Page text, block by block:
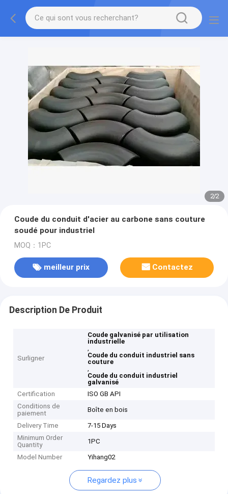
2/2
Coude du conduit d'acier au carbone sans couture
soudé pour industriel
MOQ：1PC
meilleur prix Contactez
Description De Produit
Surligner
Coude galvanisé par utilisation
industrielle
,
Coude du conduit industriel sans
couture
,
Coude du conduit industriel
galvanisé
Certification
ISO GB API
Conditions de
paiement
Boîte en bois
Delivery Time
7-15 Days
Minimum Order
Quantity
1PC
Model Number Yihang02
Regardez plus